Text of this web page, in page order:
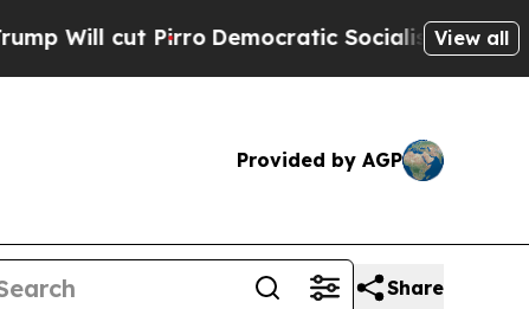
PirroDemocratic Socialists of AmericaView all
Provided by AGP
Share